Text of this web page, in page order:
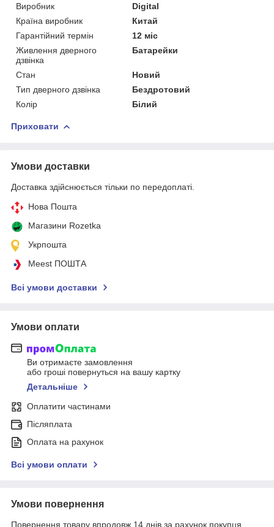
Виробник
Digital
Країна виробник
Китай
Гарантійний термін
12 міс
Живлення дверного
дзвінка
Батарейки
Стан
Новий
Тип дверного дзвінка
Бездротовий
Колір
Білий
Приховати
Умови доставки
Доставка здійснюється тільки по передоплаті.
Нова Пошта
Магазини Rozetka
Укрпошта
Meest ПОШТА
Всі умови доставки
Умови оплати
Ви отримаєте замовлення
або гроші повернуться на вашу картку
Детальніше
Оплатити частинами
Післяплата
Оплата на рахунок
Всі умови оплати
Умови повернення
Повернення товару впродовж 14 днів за рахунок покупця